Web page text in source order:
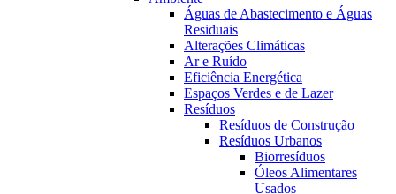
Águas de Abastecimento e Águas
Residuais
Alterações Climáticas
Ar e Ruído
Eficiência Energética
Espaços Verdes e de Lazer
Resíduos
Resíduos de Construção
Resíduos Urbanos
Biorresíduos
Óleos Alimentares
Usados